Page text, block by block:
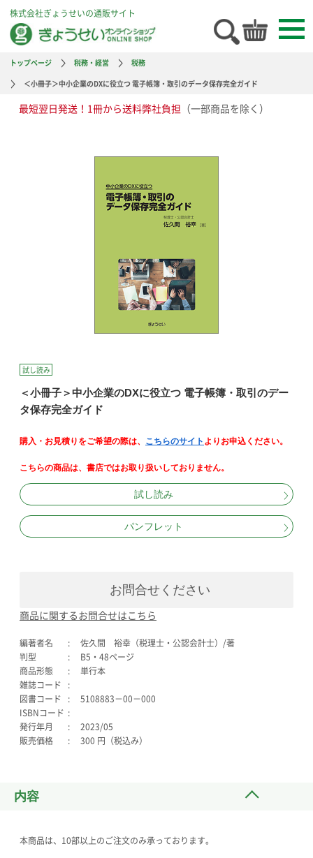
株式会社ぎょうせいの通販サイト
トップページ 税務・経営
税務
＜小冊子＞中小企業のDXに役立つ 電子帳簿・取引のデータ保存完全ガイド
最短翌日発送！1冊から送料弊社負担 （一部商品を除く）
試し読み
＜小冊子＞中小企業のDXに役立つ 電子帳簿・取引のデー
タ保存完全ガイド
購入・お見積りをご希望の際は、 こちらのサイト よりお申込ください。
こちらの商品は、書店ではお取り扱いしておりません。
試し読み
パンフレット
お問合せください
商品に関するお問合せはこちら
編著者名
佐久間 裕幸（税理士・公認会計士）/著
判型
B5・48ページ
商品形態
単行本
雑誌コード
図書コード
5108883－00－000
ISBNコード
発行年月
2023/05
販売価格
300 円（税込み）
内容
本商品は、10部以上のご注文のみ承っております。